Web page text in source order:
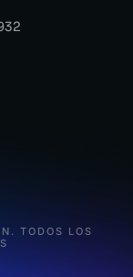
TODOS LOS